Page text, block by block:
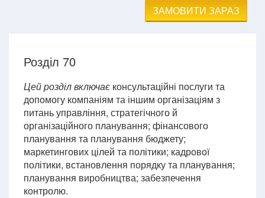
ЗАМОВИТИ ЗАРАЗ
Розділ 70
Цей розділ включає консультаційні послуги та
допомогу компаніям та іншим організаціям з
питань управління, стратегічного й
організаційного планування; фінансового
планування та планування бюджету;
маркетингових цілей та політики; кадрової
політики, встановлення порядку та планування;
планування виробництва; забезпечення
контролю.